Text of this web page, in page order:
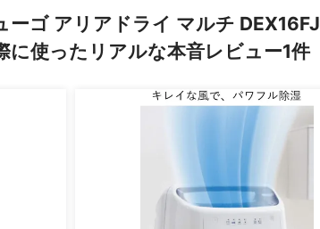
ゴ アリアドライ マルチ DEX16FJ
に使ったリアルな本音レビュー1件